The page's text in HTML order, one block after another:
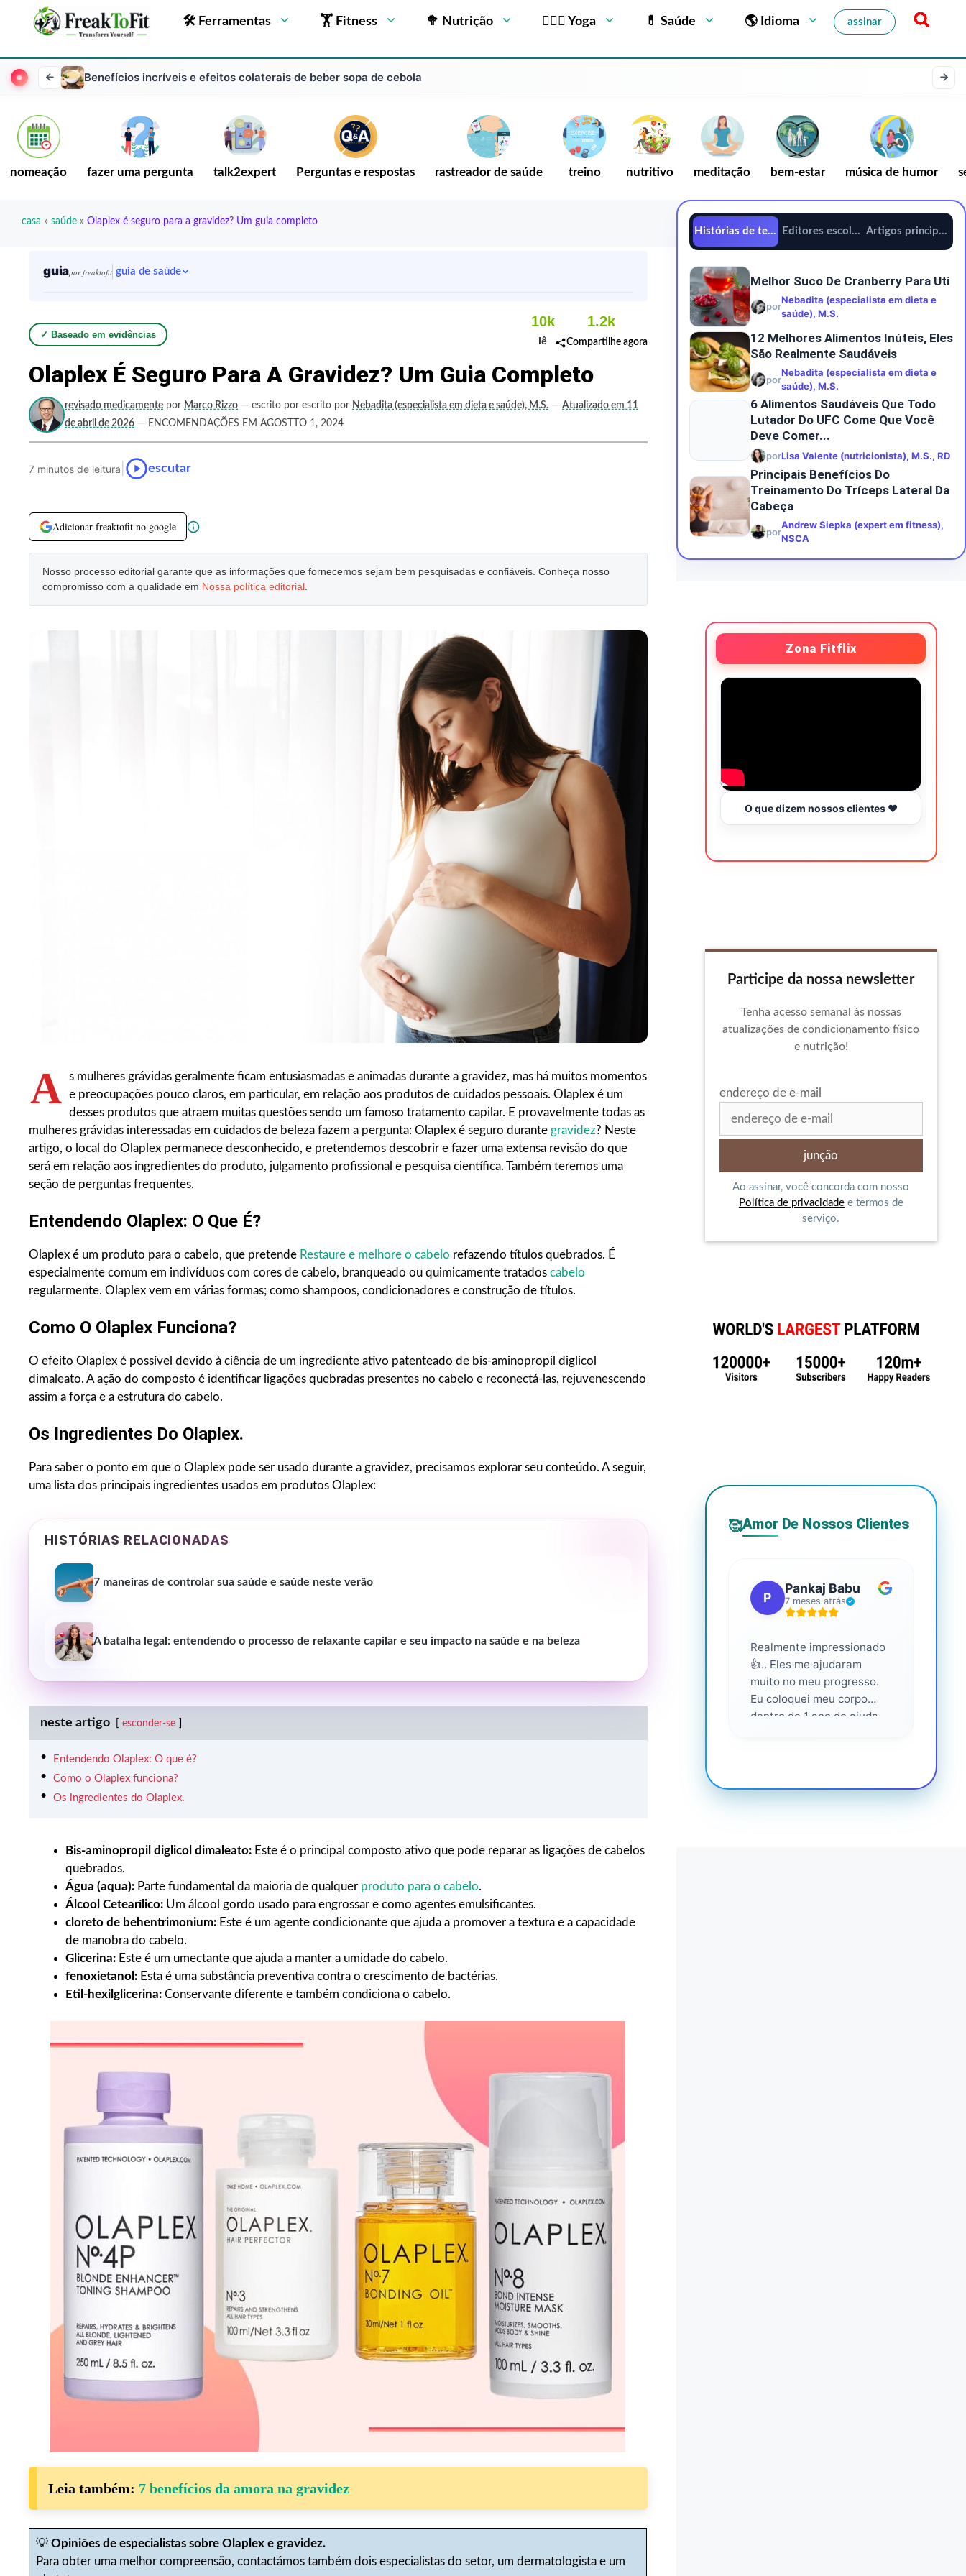
🛠 Ferramentas 🏋 Fitness 🥦 Nutrição 🧘🏻‍♂️ Yoga 💊 Saúde 🌎 Idioma assinar
Benefícios incríveis e efeitos colaterais de beber sopa de cebola
nomeação fazer uma pergunta talk2expert Perguntas e respostas rastreador de saúde treino nutritivo meditação bem-estar música de humor
casa » saúde » Olaplex é seguro para a gravidez? Um guia completo
guiapor freaktofit guia de saúde
✓ Baseado em evidências
10k
lê
1.2k
Compartilhe agora
Olaplex É Seguro Para A Gravidez? Um Guia Completo
revisado medicamente por Marco Rizzo — escrito por escrito por Nebadita (especialista em dieta e saúde), M.S. — Atualizado em 11
de abril de 2026 — ENCOMENDAÇÕES EM AGOSTTO 1, 2024
7 minutos de leitura escutar
Adicionar freaktofit no google
Nosso processo editorial garante que as informações que fornecemos sejam bem pesquisadas e confiáveis. Conheça nosso
compromisso com a qualidade em Nossa política editorial
A s mulheres grávidas geralmente ficam entusiasmadas e animadas durante a gravidez, mas há muitos momentos
e preocupações pouco claros, em particular, em relação aos produtos de cuidados pessoais. Olaplex é um
desses produtos que atraem muitas questões sendo um famoso tratamento capilar. E provavelmente todas as
mulheres grávidas interessadas em cuidados de beleza fazem a pergunta: Olaplex é seguro durante gravidez? Neste
artigo, o local do Olaplex permanece desconhecido, e pretendemos descobrir e fazer uma extensa revisão do que
será em relação aos ingredientes do produto, julgamento profissional e pesquisa científica. Também teremos uma
seção de perguntas frequentes.
Entendendo Olaplex: O Que É?
Olaplex é um produto para o cabelo, que pretende Restaure e melhore o cabelo refazendo títulos quebrados. É
especialmente comum em indivíduos com cores de cabelo, branqueado ou quimicamente tratados cabelo
regularmente. Olaplex vem em várias formas; como shampoos, condicionadores e construção de títulos.
Como O Olaplex Funciona?
O efeito Olaplex é possível devido à ciência de um ingrediente ativo patenteado de bis-aminopropil diglicol
dimaleato. A ação do composto é identificar ligações quebradas presentes no cabelo e reconectá-las, rejuvenescendo
assim a força e a estrutura do cabelo.
Os Ingredientes Do Olaplex.
Para saber o ponto em que o Olaplex pode ser usado durante a gravidez, precisamos explorar seu conteúdo. A seguir,
uma lista dos principais ingredientes usados em produtos Olaplex:
HISTÓRIAS RELACIONADAS
7 maneiras de controlar sua saúde e saúde neste verão
A batalha legal: entendendo o processo de relaxante capilar e seu impacto na saúde e na beleza
neste artigo esconder-se
Entendendo Olaplex: O que é?
Como o Olaplex funciona?
Os ingredientes do Olaplex.
Bis-aminopropil diglicol dimaleato: Este é o principal composto ativo que pode reparar as ligações de cabelos
quebrados.
Água (aqua): Parte fundamental da maioria de qualquer produto para o cabelo.
Álcool Cetearílico: Um álcool gordo usado para engrossar e como agentes emulsificantes.
cloreto de behentrimonium: Este é um agente condicionante que ajuda a promover a textura e a capacidade
de manobra do cabelo.
Glicerina: Este é um umectante que ajuda a manter a umidade do cabelo.
fenoxietanol: Esta é uma substância preventiva contra o crescimento de bactérias.
Etil-hexilglicerina: Conservante diferente e também condiciona o cabelo.
Leia também: 7 benefícios da amora na gravidez
💡 Opiniões de especialistas sobre Olaplex e gravidez.
Para obter uma melhor compreensão, contactámos também dois especialistas do setor, um dermatologista e um
Histórias de tendênciasEditores escolhemArtigos principais
Melhor Suco De Cranberry Para Uti
por
Nebadita (especialista em dieta e
saúde), M.S.
12 Melhores Alimentos Inúteis, Eles
São Realmente Saudáveis
por
Nebadita (especialista em dieta e
saúde), M.S.
6 Alimentos Saudáveis Que Todo
Lutador Do UFC Come Que Você
Deve Comer...
porLisa Valente (nutricionista), M.S., RD
Principais Benefícios Do
Treinamento Do Tríceps Lateral Da
Cabeça
por
Andrew Siepka (expert em fitness),
NSCA
Zona Fitflix
O que dizem nossos clientes ❤️
Participe da nossa newsletter
Tenha acesso semanal às nossas
atualizações de condicionamento físico
e nutrição!
endereço de e-mail
Ao assinar, você concorda com nosso
Política de privacidadee termos de
serviço.
🥰Amor De Nossos Clientes
P
Pankaj Babu
7 meses atrás
Realmente impressionado
👍.. Eles me ajudaram
muito no meu progresso.
Eu coloquei meu corpo
dentro de 1 ano de ajuda